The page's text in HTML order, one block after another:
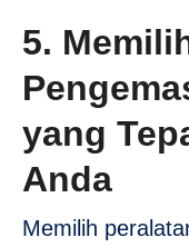
5.
yang
Anda
Memilih